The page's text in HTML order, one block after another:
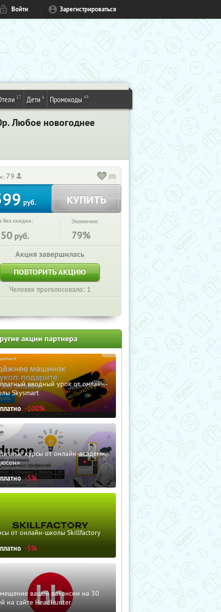
Войти Зарегистрироваться
17 Дети 6 Промокоды 49
Любое новогоднее
79 (0)
руб. КУПИТЬ
без скидки:
руб.
Экономия:
79%
Акция завершилась
ПОВТОРИТЬ АКЦИЮ
Человек проголосовало: 1
акции партнера
вводный урок от онлайн-
Skysmart
-100%
курсы от онлайн-академии
-5%
от онлайн-школы Skillfactory
-5%
вашей вакансии на 30
на сайте HeadHunter